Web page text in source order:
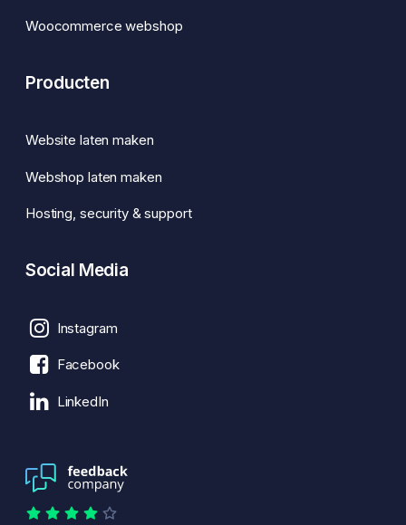
Woocommerce webshop
Producten
Website laten maken
Webshop laten maken
Hosting, security & support
Social Media
Instagram
Facebook
LinkedIn